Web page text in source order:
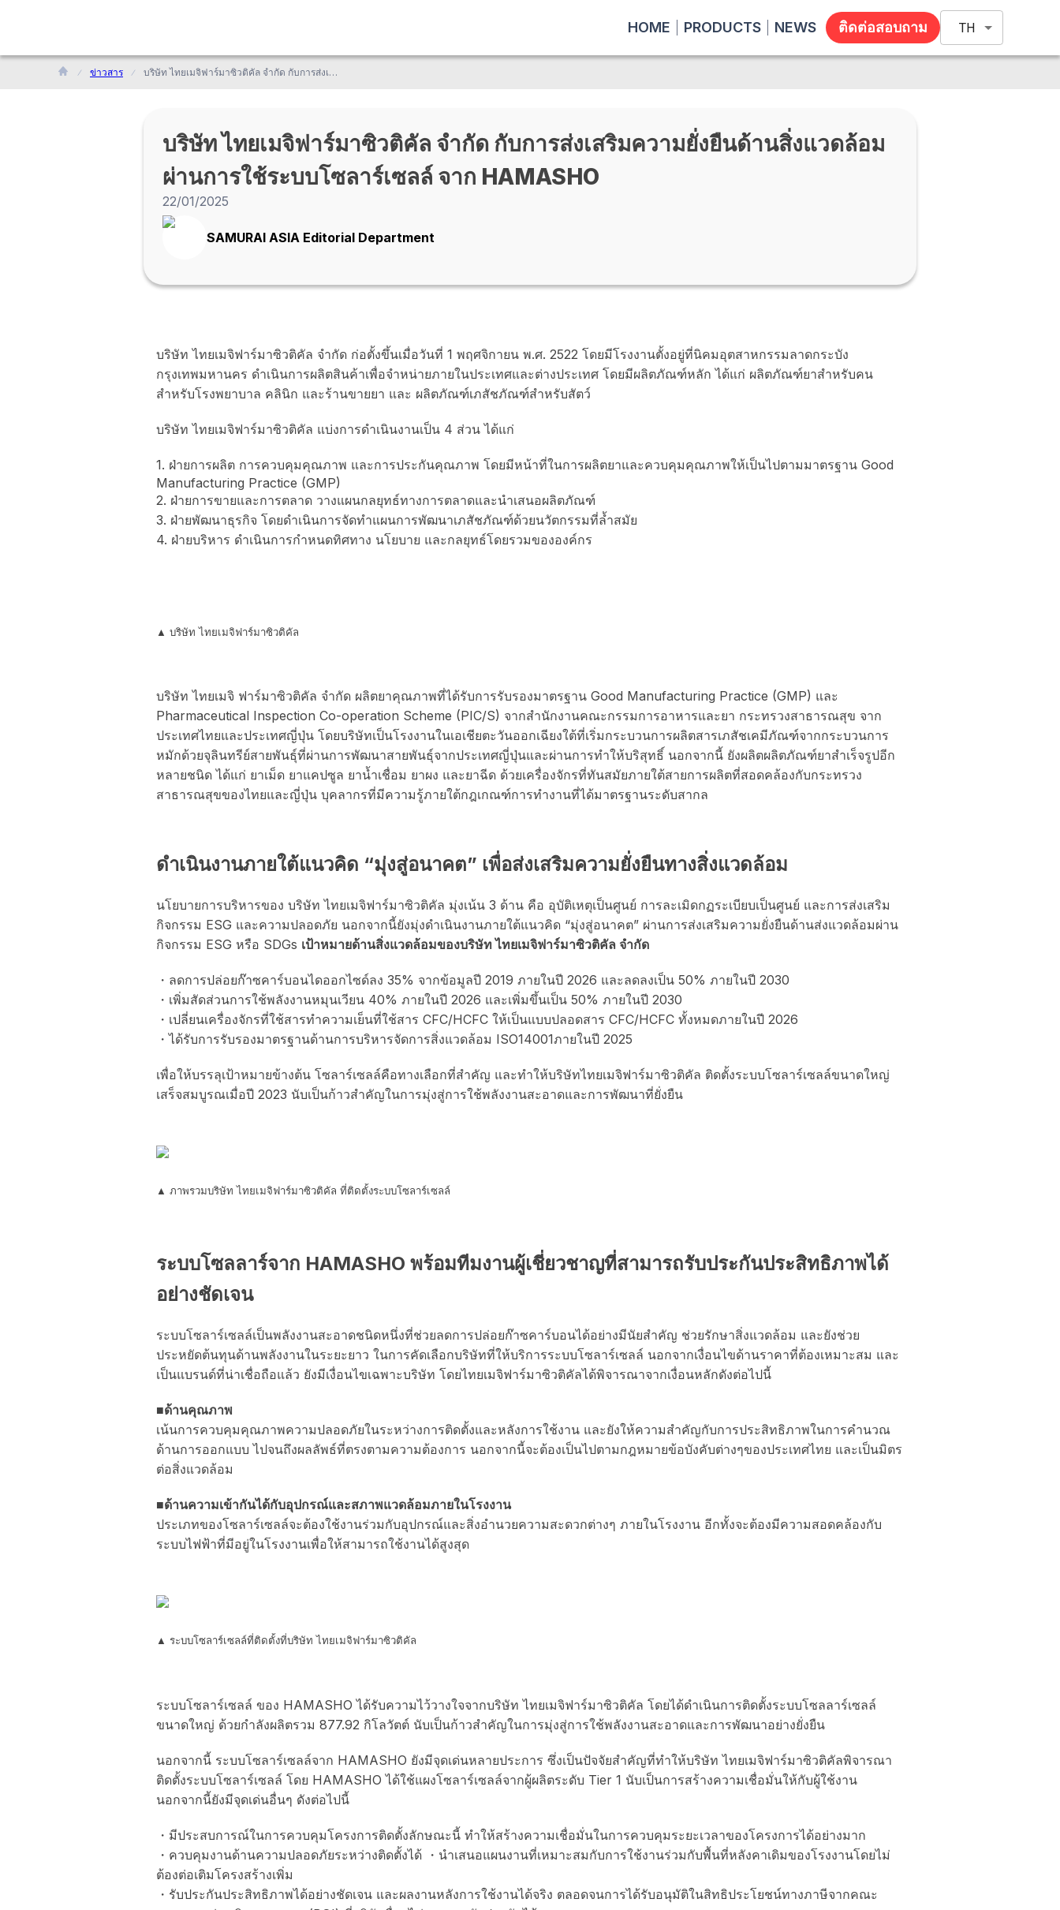
HOME PRODUCTS NEWS ติดต่อสอบถาม TH
ข่าวสาร บริษัท ไทยเมจิฟาร์มาซิวติคัล จำกัด กับการส่งเสริมความยั่งยืนด้านสิ่งแวดล้อมผ่านการใช้ระบบโซลาร์เซลล์ จาก HAMASHO
บริษัท ไทยเมจิฟาร์มาซิวติคัล จำกัด กับการส่งเสริมความยั่งยืนด้านสิ่งแวดล้อม
ผ่านการใช้ระบบโซลาร์เซลล์ จาก HAMASHO
22/01/2025
SAMURAI ASIA Editorial Department
บริษัท ไทยเมจิฟาร์มาซิวติคัล จำกัด ก่อตั้งขึ้นเมื่อวันที่ 1 พฤศจิกายน พ.ศ. 2522 โดยมีโรงงานตั้งอยู่ที่นิคมอุตสาหกรรมลาดกระบัง
กรุงเทพมหานคร ดำเนินการผลิตสินค้าเพื่อจำหน่ายภายในประเทศและต่างประเทศ โดยมีผลิตภัณฑ์หลัก ได้แก่ ผลิตภัณฑ์ยาสำหรับคน
สำหรับโรงพยาบาล คลินิก และร้านขายยา และ ผลิตภัณฑ์เภสัชภัณฑ์สำหรับสัตว์
บริษัท ไทยเมจิฟาร์มาซิวติคัล แบ่งการดำเนินงานเป็น 4 ส่วน ได้แก่
1. ฝ่ายการผลิต การควบคุมคุณภาพ และการประกันคุณภาพ โดยมีหน้าที่ในการผลิตยาและควบคุมคุณภาพให้เป็นไปตามมาตรฐาน Good
Manufacturing Practice (GMP)
2. ฝ่ายการขายและการตลาด วางแผนกลยุทธ์ทางการตลาดและนำเสนอผลิตภัณฑ์
3. ฝ่ายพัฒนาธุรกิจ โดยดำเนินการจัดทำแผนการพัฒนาเภสัชภัณฑ์ด้วยนวัตกรรมที่ล้ำสมัย
4. ฝ่ายบริหาร ดำเนินการกำหนดทิศทาง นโยบาย และกลยุทธ์โดยรวมขององค์กร
▲ บริษัท ไทยเมจิฟาร์มาซิวติคัล
บริษัท ไทยเมจิ ฟาร์มาซิวติคัล จำกัด ผลิตยาคุณภาพที่ได้รับการรับรองมาตรฐาน Good Manufacturing Practice (GMP) และ
Pharmaceutical Inspection Co-operation Scheme (PIC/S) จากสำนักงานคณะกรรมการอาหารและยา กระทรวงสาธารณสุข จาก
ประเทศไทยและประเทศญี่ปุ่น โดยบริษัทเป็นโรงงานในเอเชียตะวันออกเฉียงใต้ที่เริ่มกระบวนการผลิตสารเภสัชเคมีภัณฑ์จากกระบวนการ
หมักด้วยจุลินทรีย์สายพันธุ์ที่ผ่านการพัฒนาสายพันธุ์จากประเทศญี่ปุ่นและผ่านการทำให้บริสุทธิ์ นอกจากนี้ ยังผลิตผลิตภัณฑ์ยาสำเร็จรูปอีก
หลายชนิด ได้แก่ ยาเม็ด ยาแคปซูล ยาน้ำเชื่อม ยาผง และยาฉีด ด้วยเครื่องจักรที่ทันสมัยภายใต้สายการผลิตที่สอดคล้องกับกระทรวง
สาธารณสุขของไทยและญี่ปุ่น บุคลากรที่มีความรู้ภายใต้กฎเกณฑ์การทำงานที่ได้มาตรฐานระดับสากล
ดำเนินงานภายใต้แนวคิด “มุ่งสู่อนาคต” เพื่อส่งเสริมความยั่งยืนทางสิ่งแวดล้อม
นโยบายการบริหารของ บริษัท ไทยเมจิฟาร์มาซิวติคัล มุ่งเน้น 3 ด้าน คือ อุบัติเหตุเป็นศูนย์ การละเมิดกฏระเบียบเป็นศูนย์ และการส่งเสริม
กิจกรรม ESG และความปลอดภัย นอกจากนี้ยังมุ่งดำเนินงานภายใต้แนวคิด “มุ่งสู่อนาคต” ผ่านการส่งเสริมความยั่งยืนด้านส่งแวดล้อมผ่าน
กิจกรรม ESG หรือ SDGs เป้าหมายด้านสิ่งแวดล้อมของบริษัท ไทยเมจิฟาร์มาซิวติคัล จำกัด
・ลดการปล่อยก๊าซคาร์บอนไดออกไซด์ลง 35% จากข้อมูลปี 2019 ภายในปี 2026 และลดลงเป็น 50% ภายในปี 2030
・เพิ่มสัดส่วนการใช้พลังงานหมุนเวียน 40% ภายในปี 2026 และเพิ่มขึ้นเป็น 50% ภายในปี 2030
・เปลี่ยนเครื่องจักรที่ใช้สารทำความเย็นที่ใช้สาร CFC/HCFC ให้เป็นแบบปลอดสาร CFC/HCFC ทั้งหมดภายในปี 2026
・ได้รับการรับรองมาตรฐานด้านการบริหารจัดการสิ่งแวดล้อม ISO14001ภายในปี 2025
เพื่อให้บรรลุเป้าหมายข้างต้น โซลาร์เซลล์คือทางเลือกที่สำคัญ และทำให้บริษัทไทยเมจิฟาร์มาซิวติคัล ติดตั้งระบบโซลาร์เซลล์ขนาดใหญ่
เสร็จสมบูรณเมื่อปี 2023 นับเป็นก้าวสำคัญในการมุ่งสู่การใช้พลังงานสะอาดและการพัฒนาที่ยั่งยืน
▲ ภาพรวมบริษัท ไทยเมจิฟาร์มาซิวติคัล ที่ติดตั้งระบบโซลาร์เซลล์
ระบบโซลลาร์จาก HAMASHO พร้อมทีมงานผู้เชี่ยวชาญที่สามารถรับประกันประสิทธิภาพได้
อย่างชัดเจน
ระบบโซลาร์เซลล์เป็นพลังงานสะอาดชนิดหนึ่งที่ช่วยลดการปล่อยก๊าซคาร์บอนได้อย่างมีนัยสำคัญ ช่วยรักษาสิ่งแวดล้อม และยังช่วย
ประหยัดต้นทุนด้านพลังงานในระยะยาว ในการคัดเลือกบริษัทที่ให้บริการระบบโซลาร์เซลล์ นอกจากเงื่อนไขด้านราคาที่ต้องเหมาะสม และ
เป็นแบรนด์ที่น่าเชื่อถือแล้ว ยังมีเงื่อนไขเฉพาะบริษัท โดยไทยเมจิฟาร์มาซิวติคัลได้พิจารณาจากเงื่อนหลักดังต่อไปนี้
■ด้านคุณภาพ
เน้นการควบคุมคุณภาพความปลอดภัยในระหว่างการติดตั้งและหลังการใช้งาน และยังให้ความสำคัญกับการประสิทธิภาพในการคำนวณ
ด้านการออกแบบ ไปจนถึงผลลัพธ์ที่ตรงตามความต้องการ นอกจากนี้จะต้องเป็นไปตามกฎหมายข้อบังคับต่างๆของประเทศไทย และเป็นมิตร
ต่อสิ่งแวดล้อม
■ด้านความเข้ากันได้กับอุปกรณ์และสภาพแวดล้อมภายในโรงงาน
ประเภทของโซลาร์เซลล์จะต้องใช้งานร่วมกับอุปกรณ์และสิ่งอำนวยความสะดวกต่างๆ ภายในโรงงาน อีกทั้งจะต้องมีความสอดคล้องกับ
ระบบไฟฟ้าที่มีอยู่ในโรงงานเพื่อให้สามารถใช้งานได้สูงสุด
▲ ระบบโซลาร์เซลล์ที่ติดตั้งที่บริษัท ไทยเมจิฟาร์มาซิวติคัล
ระบบโซลาร์เซลล์ ของ HAMASHO ได้รับความไว้วางใจจากบริษัท ไทยเมจิฟาร์มาซิวติคัล โดยได้ดำเนินการติดตั้งระบบโซลลาร์เซลล์
ขนาดใหญ่ ด้วยกำลังผลิตรวม 877.92 กิโลวัตต์ นับเป็นก้าวสำคัญในการมุ่งสู่การใช้พลังงานสะอาดและการพัฒนาอย่างยั่งยืน
นอกจากนี้ ระบบโซลาร์เซลล์จาก HAMASHO ยังมีจุดเด่นหลายประการ ซึ่งเป็นปัจจัยสำคัญที่ทำให้บริษัท ไทยเมจิฟาร์มาซิวติคัลพิจารณา
ติดตั้งระบบโซลาร์เซลล์ โดย HAMASHO ได้ใช้แผงโซลาร์เซลล์จากผู้ผลิตระดับ Tier 1 นับเป็นการสร้างความเชื่อมั่นให้กับผู้ใช้งาน
นอกจากนี้ยังมีจุดเด่นอื่นๆ ดังต่อไปนี้
・มีประสบการณ์ในการควบคุมโครงการติดตั้งลักษณะนี้ ทำให้สร้างความเชื่อมั่นในการควบคุมระยะเวลาของโครงการได้อย่างมาก
・ควบคุมงานด้านความปลอดภัยระหว่างติดตั้งได้ ・นำเสนอแผนงานที่เหมาะสมกับการใช้งานร่วมกับพื้นที่หลังคาเดิมของโรงงานโดยไม่
ต้องต่อเติมโครงสร้างเพิ่ม
・รับประกันประสิทธิภาพได้อย่างชัดเจน และผลงานหลังการใช้งานได้จริง ตลอดจนการได้รับอนุมัติในสิทธิประโยชน์ทางภาษีจากคณะ